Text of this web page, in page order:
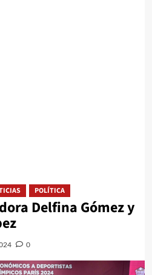
POLÍTICA
Delfina Gómez y
0